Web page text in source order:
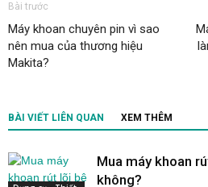
Bài trước
Máy khoan chuyên pin vì sao
nên mua của thương hiệu
Makita?
BÀI VIẾT LIÊN QUAN XEM THÊM
Mua máy khoan
không?